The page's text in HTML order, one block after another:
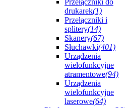
Przełączniki do
drukarek(1)
Przełączniki i
splitery(14)
Skanery(67)
Słuchawki(401)
Urządzenia
wielofunkcyjne
atramentowe(94)
Urządzenia
wielofunkcyjne
laserowe(64)